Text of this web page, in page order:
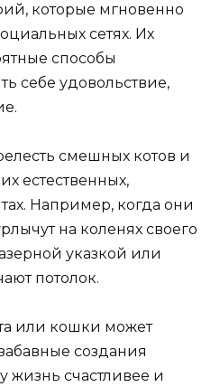
которые мгновенно
сетях. Их
способы
себе удовольствие,
смешных котов и
естественных,
Например, когда они
на коленях своего
указкой или
потолок.
или кошки может
создания
жизнь счастливее и